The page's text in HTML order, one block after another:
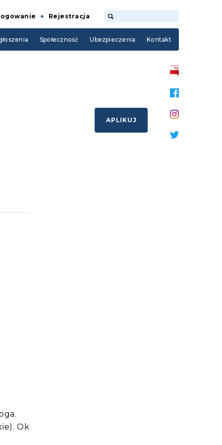
Rejestracja
Społeczność Ubezpieczenia Kontakt
Ok
APLIKUJ